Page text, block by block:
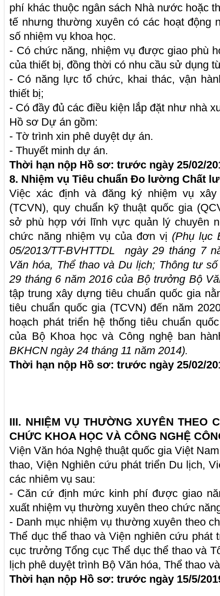
phí khác thuộc ngân sách Nhà nước hoặc
tế nhưng thường xuyên có các hoạt động
số nhiệm vụ khoa học.
- Có chức năng, nhiệm vụ được giao phù
của thiết bị, đồng thời có nhu cầu sử dụng
- Có năng lực tổ chức, khai thác, vận
thiết bị;
- Có đầy đủ các điều kiện lắp đặt như nhà
Hồ sơ Dự án gồm:
- Tờ trình xin phê duyệt dự án.
- Thuyết minh dự án.
Thời hạn nộp Hồ sơ: trước ngày 25/02/
8. Nhiệm vụTiêu chuẩn Đo lường Chất
Việc xác định và đăng ký nhiệm vụ
(TCVN), quy chuẩn kỹ thuật quốc gia
sở phù hợp với lĩnh vực quản lý chuyên
chức năng nhiệm vụ của đơn vị (Phụ lục
05/2013/TT-BVHTTDL ngày 29 tháng 7
Văn hóa, Thể thao và Du lịch; Thông tư
29 tháng 6 năm 2016 của Bộ trưởng Bộ
tập trung xây dựng tiêu chuẩn quốc gia
tiêu chuẩn quốc gia (TCVN) đến năm
hoạch phát triển hệ thống tiêu chuẩn
của Bộ Khoa học và Công nghệ ban
BKHCN ngày 24 tháng 11 năm 2014).
Thời hạn nộp Hồ sơ: trước ngày 25/02/
III. NHIỆM VỤ THƯỜNG XUYÊN THEO
CHỨC KHOA HỌC VÀ CÔNG NGHỆ
Viện Văn hóa Nghệ thuật quốc gia Việt
thao, Viện Nghiên cứu phát triển Du lịch,
các nhiêm vụ sau:
- Căn cứ định mức kinh phí được giao
xuất nhiệm vụ thường xuyên theo chức
- Danh mục nhiệm vụ thường xuyên theo
Thể dục thể thao và Viện nghiên cứu phát
cục trưởng Tổng cục Thể dục thể thao và
lịch phê duyệt trình Bộ Văn hóa, Thể thao
Thời hạn nộp Hồ sơ: trước ngày 15/5/